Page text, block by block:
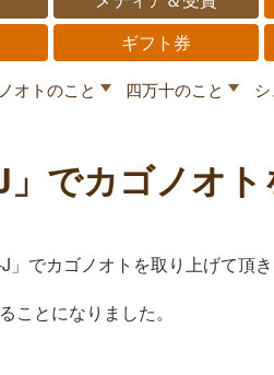
ギフト券
オトのこと 四万十のこと
でカゴノオ
でカゴノオトを取り上げて頂
ことになりました。